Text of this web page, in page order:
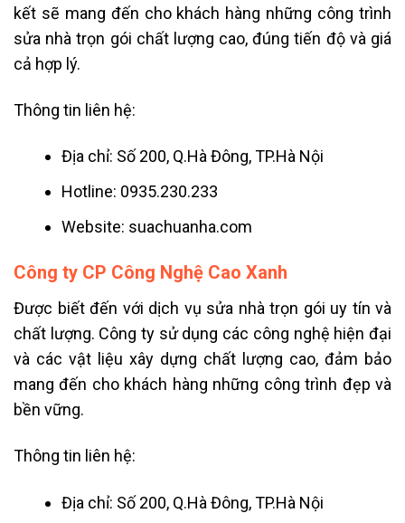
kết sẽ mang đến cho khách hàng những công trình
sửa nhà trọn gói chất lượng cao, đúng tiến độ và giá
cả hợp lý.
Thông tin liên hệ:
Địa chỉ: Số 200, Q.Hà Đông, TP.Hà Nội
Hotline: 0935.230.233
Website: suachuanha.com
Công ty CP Công Nghệ Cao Xanh
Được biết đến với dịch vụ sửa nhà trọn gói uy tín và
chất lượng. Công ty sử dụng các công nghệ hiện đại
và các vật liệu xây dựng chất lượng cao, đảm bảo
mang đến cho khách hàng những công trình đẹp và
bền vững.
Thông tin liên hệ:
Địa chỉ: Số 200, Q.Hà Đông, TP.Hà Nội